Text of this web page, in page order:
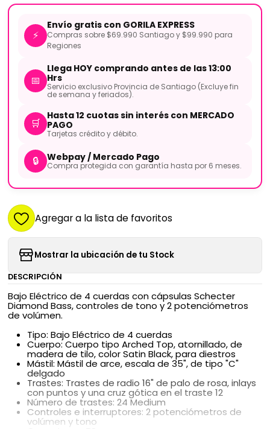
⚡
Envío gratis con GORILA EXPRESS
Compras sobre $69.990 Santiago y $99.990 para
Regiones
📅
Llega HOY comprando antes de las 13:00
Hrs
Servicio exclusivo Provincia de Santiago (Excluye fin
de semana y feriados).
🛒
Hasta 12 cuotas sin interés con MERCADO
PAGO
Tarjetas crédito y débito.
🔒 Webpay / Mercado Pago
Compra protegida con garantía hasta por 6 meses.
Agregar a la lista de favoritos
Mostrar la ubicación de tu Stock
DESCRIPCIÓN
Bajo Eléctrico de 4 cuerdas con cápsulas Schecter
Diamond Bass, controles de tono y 2 potenciómetros
de volúmen.
Tipo: Bajo Eléctrico de 4 cuerdas
Cuerpo: Cuerpo tipo Arched Top, atornillado, de
madera de tilo, color Satin Black, para diestros
Mástil: Mástil de arce, escala de 35", de tipo "C"
delgado
Trastes: Trastes de radio 16" de palo de rosa, inlays
con puntos y una cruz gótica en el traste 12
Número de trastes: 24 Medium
Controles e interruptores: 2 potenciómetros de
volúmen y tono